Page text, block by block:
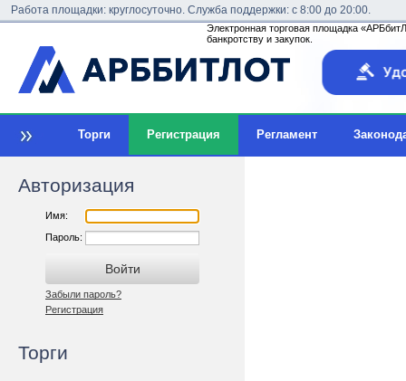
Работа площадки: круглосуточно. Служба поддержки: с 8:00 до 20:00.
Электронная торговая площадка
банкротству и закупок.
Торги Регистрация Регламент
Авторизация
Имя:
Пароль:
Забыли пароль?
Регистрация
Торги